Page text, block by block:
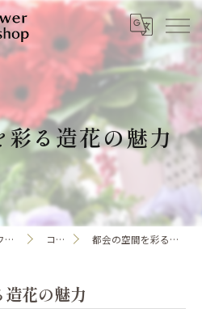
彩る造花の魅力
東京のアーティフィシャルフラワーならfullr コラム 都会の空間を彩る造花の魅力
花の魅力